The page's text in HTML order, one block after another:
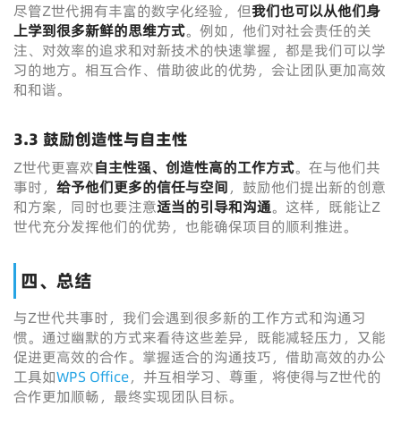
尽管Z世代拥有丰富的数字化经验，但我们也可以从他们身
上学到很多新鲜的思维方式。例如，他们对社会责任的关
注、对效率的追求和对新技术的快速掌握，都是我们可以学
习的地方。相互合作、借助彼此的优势，会让团队更加高效
和和谐。
3.3 鼓励创造性与自主性
Z世代更喜欢自主性强、创造性高的工作方式。在与他们共
事时， 给予他们更多的信任与空间，鼓励他们提出新的创意
和方案，同时也要注意适当的引导和沟通。这样，既能让Z
世代充分发挥他们的优势，也能确保项目的顺利推进。
四、总结
与Z世代共事时，我们会遇到很多新的工作方式和沟通习
惯。通过幽默的方式来看待这些差异，既能减轻压力，又能
促进更高效的合作。掌握适合的沟通技巧，借助高效的办公
工具如WPS Office，并互相学习、尊重，将使得与Z世代的
合作更加顺畅，最终实现团队目标。